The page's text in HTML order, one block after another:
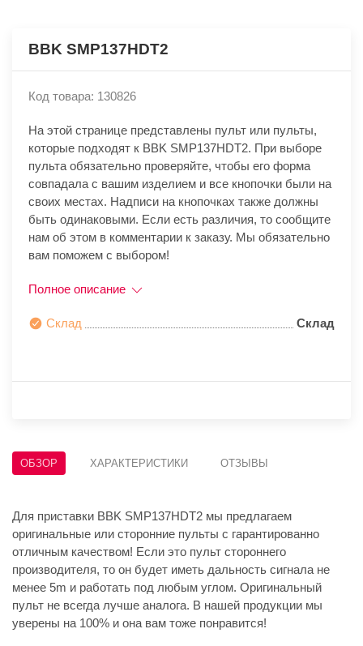
BBK SMP137HDT2
Код товара: 130826
На этой странице представлены пульт или пульты,
которые подходят к BBK SMP137HDT2. При выборе
пульта обязательно проверяйте, чтобы его форма
совпадала с вашим изделием и все кнопочки были на
своих местах. Надписи на кнопочках также должны
быть одинаковыми. Если есть различия, то сообщите
нам об этом в комментарии к заказу. Мы обязательно
вам поможем с выбором!
Полное описание
Склад Склад
ОБЗОР ХАРАКТЕРИСТИКИ ОТЗЫВЫ
Для приставки BBK SMP137HDT2 мы предлагаем
оригинальные или сторонние пульты с гарантированно
отличным качеством! Если это пульт стороннего
производителя, то он будет иметь дальность сигнала не
менее 5m и работать под любым углом. Оригинальный
пульт не всегда лучше аналога. В нашей продукции мы
уверены на 100% и она вам тоже понравится!